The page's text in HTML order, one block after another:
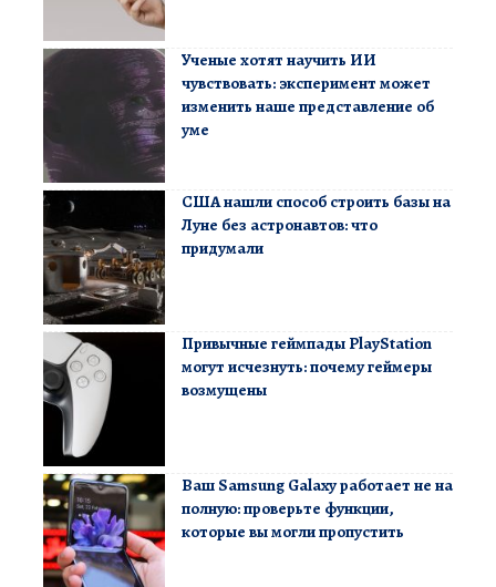
Ученые хотят научить ИИ
чувствовать: эксперимент может
изменить наше представление об
уме
США нашли способ строить базы на
Луне без астронавтов: что
придумали
Привычные геймпады PlayStation
могут исчезнуть: почему геймеры
возмущены
Ваш Samsung Galaxy работает не на
полную: проверьте функции,
которые вы могли пропустить